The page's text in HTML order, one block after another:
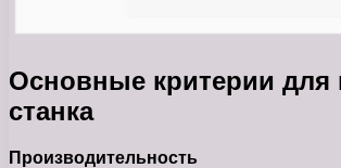
Основные критерии
станка
Производительность